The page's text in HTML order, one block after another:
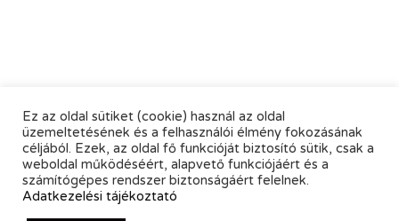
Ez az oldal sütiket (cookie) használ az oldal
üzemeltetésének és a felhasználói élmény fokozásának
céljából. Ezek, az oldal fő funkcióját biztosító sütik, csak a
weboldal működéséért, alapvető funkciójáért és a
számítógépes rendszer biztonságáért felelnek.
Adatkezelési tájékoztató